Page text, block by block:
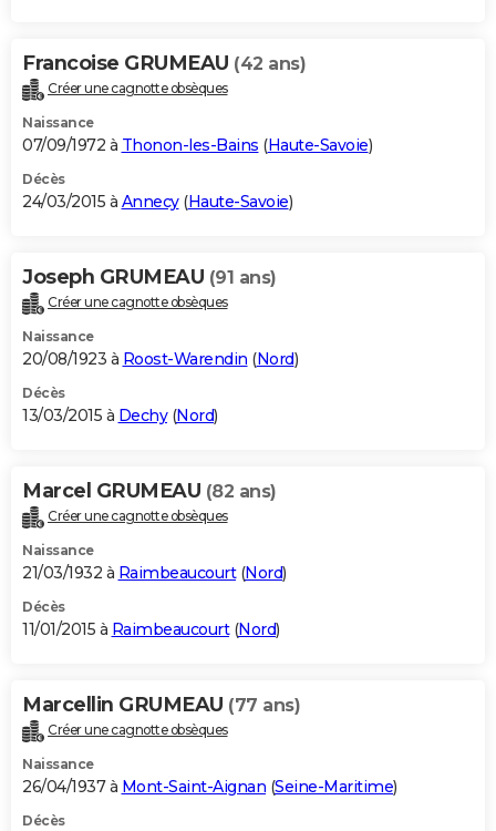
Francoise GRUMEAU (42 ans)
Créer une cagnotte obsèques
Naissance
07/09/1972 à Thonon-les-Bains (Haute-Savoie)
Décès
24/03/2015 à Annecy(Haute-Savoie)
Joseph GRUMEAU (91 ans)
Créer une cagnotte obsèques
Naissance
20/08/1923 à Roost-Warendin (Nord)
Décès
13/03/2015 à Dechy(Nord)
Marcel GRUMEAU (82 ans)
Créer une cagnotte obsèques
Naissance
21/03/1932 à Raimbeaucourt(Nord)
Décès
11/01/2015 à Raimbeaucourt(Nord)
Marcellin GRUMEAU (77 ans)
Créer une cagnotte obsèques
Naissance
26/04/1937 à Mont-Saint-Aignan (Seine-Maritime)
Décès